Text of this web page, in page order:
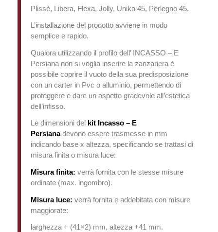
Plissè, Libera, Flexa, Jolly, Unika 45, Perlegno 45.
L’installazione del prodotto avviene in modo
semplice e rapido.
Qualora utilizzando il profilo dell’ INCASSO – E
Persiana non si voglia inserire la zanzariera è
possibile coprire il vuoto della sua predisposizione
con un carter in Pvc o alluminio, permettendo di
proteggere e dare un aspetto gradevole all’estetica
dell’infisso.
Le dimensioni del kit Incasso – E
Persianadevono essere trasmesse in mm
indicando base x altezza, specificando se trattasi di
misura finita o misura luce:
Misura finita: verrà fornita con le stesse misure
ordinate (max. ingombro).
Misura luce: verrà fornita e addebitata con misure
maggiorate:
larghezza + (41×2) mm, altezza +41 mm.